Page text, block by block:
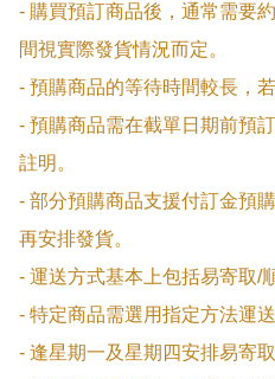
- 購買預訂商品後，通常需要
間視實際發貨情況而定。
- 預購商品的等待時間較長，
- 預購商品需在截單日期前預
註明。
- 部分預購商品支援付訂金預
再安排發貨。
- 運送方式基本上包括易寄取/
- 特定商品需選用指定方法運
- 逢星期一及星期四安排易寄